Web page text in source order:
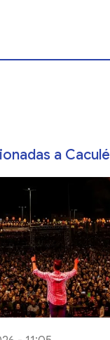
a Caculé